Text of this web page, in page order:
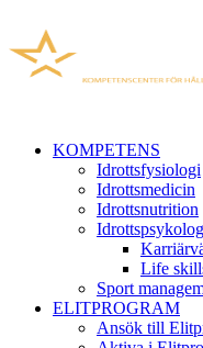
KOMPETENS
Idrottsfysiologi
Idrottsmedicin
Idrottsnutrition
Life
Sport
ELITPROGRAM
Ansök till